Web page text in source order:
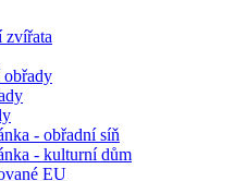
zvířata
obřady
- obřadní síň
- kulturní dům
EU